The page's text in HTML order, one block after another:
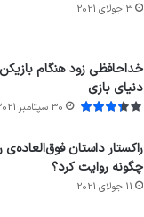
3 جولای 2021
خداحافظی زود هنگام
دنیای بازی
30 سپتامبر 2021
راکستار داستان
چگونه روایت کرد؟
11 جولای 2021